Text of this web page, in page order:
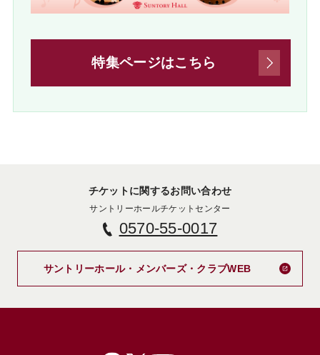
特集ページはこちら
チケットに関するお問い合わせ
サントリーホールチケットセンター
0570-55-0017
サントリーホール・メンバーズ・クラブWEB